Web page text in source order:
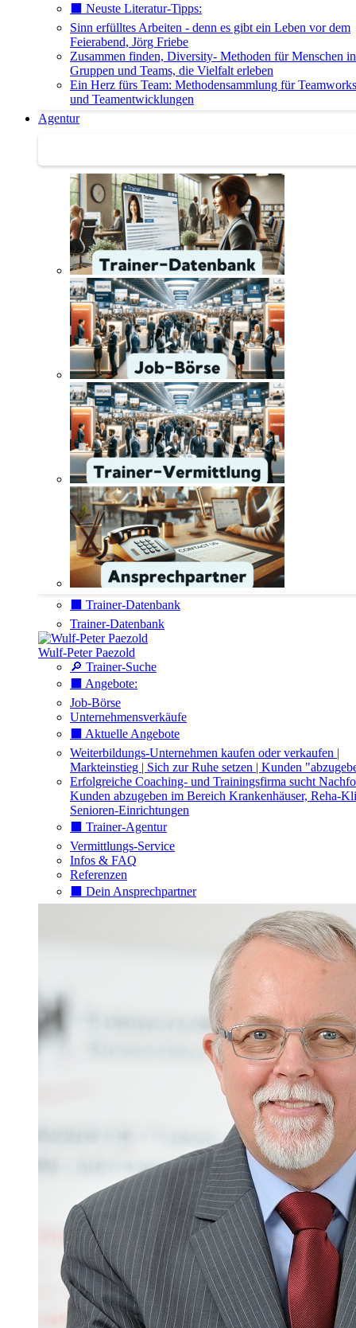
⬛️ Neuste Literatur-Tipps:
Sinn erfülltes Arbeiten - denn es gibt ein Leben vor dem
Feierabend, Jörg Friebe
Zusammen finden, Diversity- Methoden für Menschen in
Gruppen und Teams, die Vielfalt erleben
Ein Herz fürs Team: Methodensammlung für
und Teamentwicklungen
Agentur
⬛️ Trainer-Datenbank
Trainer-Datenbank
Wulf-Peter Paezold
🔎 Trainer-Suche
⬛️ Angebote:
Job-Börse
Unternehmensverkäufe
⬛️ Aktuelle Angebote
Weiterbildungs-Unternehmen kaufen oder verkaufen |
Markteinstieg | Sich zur Ruhe setzen | Kunden
Erfolgreiche Coaching- und Trainingsfirma sucht
Kunden abzugeben im Bereich Krankenhäuser, Reha-
Senioren-Einrichtungen
⬛️ Trainer-Agentur
Vermittlungs-Service
Infos & FAQ
Referenzen
⬛️ Dein Ansprechpartner